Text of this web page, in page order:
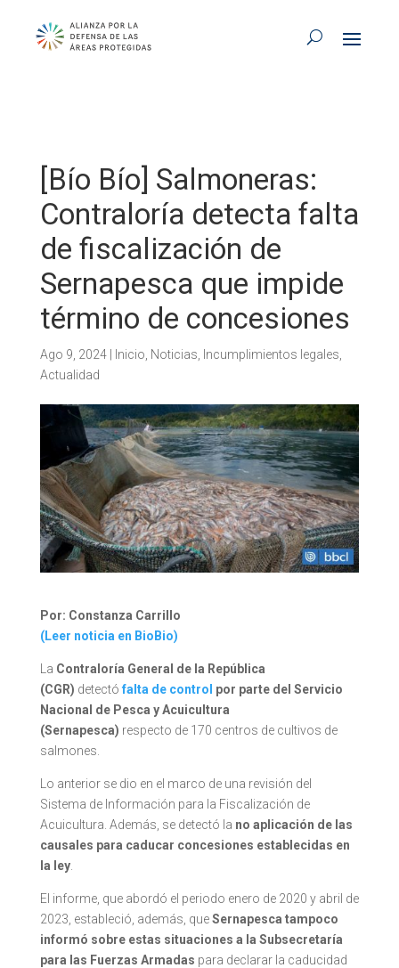
[Bío Bío] Salmoneras:
Contraloría detecta falta
de fiscalización de
Sernapesca que impide
término de concesiones
Ago 9, 2024| Inicio Noticias Incumplimientos legales
Actualidad
Por: Constanza Carrillo
(Leer noticia en BioBio)
La Contraloría General de la República
(CGR) detectó falta de control por parte del Servicio
Nacional de Pesca y Acuicultura
(Sernapesca) respecto de 170 centros de cultivos de
salmones.
Lo anterior se dio en el marco de una revisión del
Sistema de Información para la Fiscalización de
Acuicultura. Además, se detectó la no aplicación de las
causales para caducar concesiones establecidas en
la ley.
El informe, que abordó el periodo enero de 2020 y abril de
2023, estableció, además, queSernapesca tampoco
informó sobre estas situaciones a la Subsecretaría
para las Fuerzas Armadas para declarar la caducidad